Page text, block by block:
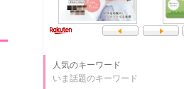
人気のキーワード
いま話題のキーワード